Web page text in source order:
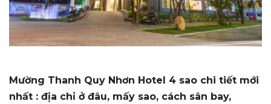
Mường Thanh Quy Nhơn Hotel 4 sao chi tiết mới
nhất : địa chỉ ở đâu, mấy sao, cách sân bay,